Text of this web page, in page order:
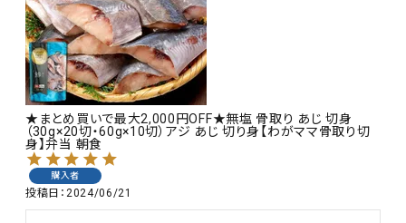
★まとめ買いで最大2,000円OFF★無塩 骨取り あじ 切身
（30g×20切・60g×10切）アジ あじ 切り身【わがママ骨取り切
身】弁当 朝食
購入者
投稿日 2024/06/21